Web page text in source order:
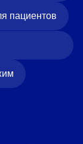
пациентов